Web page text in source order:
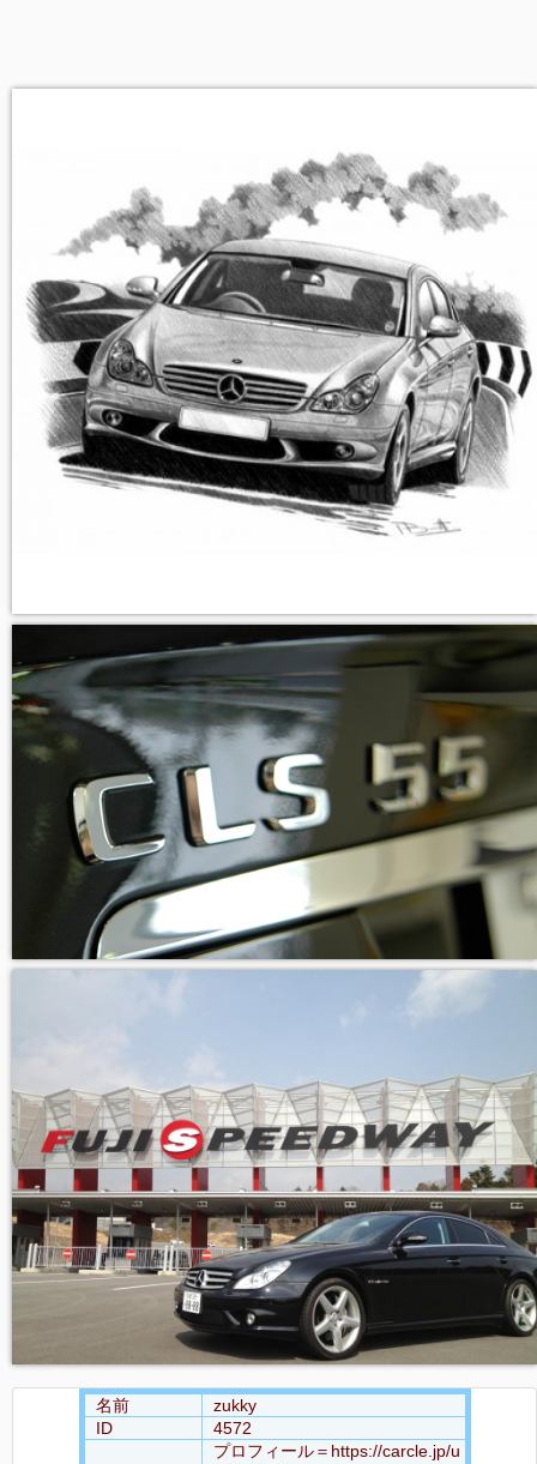
名前
zukky
ID
4572
プロフィール＝https://carcle.jp/u